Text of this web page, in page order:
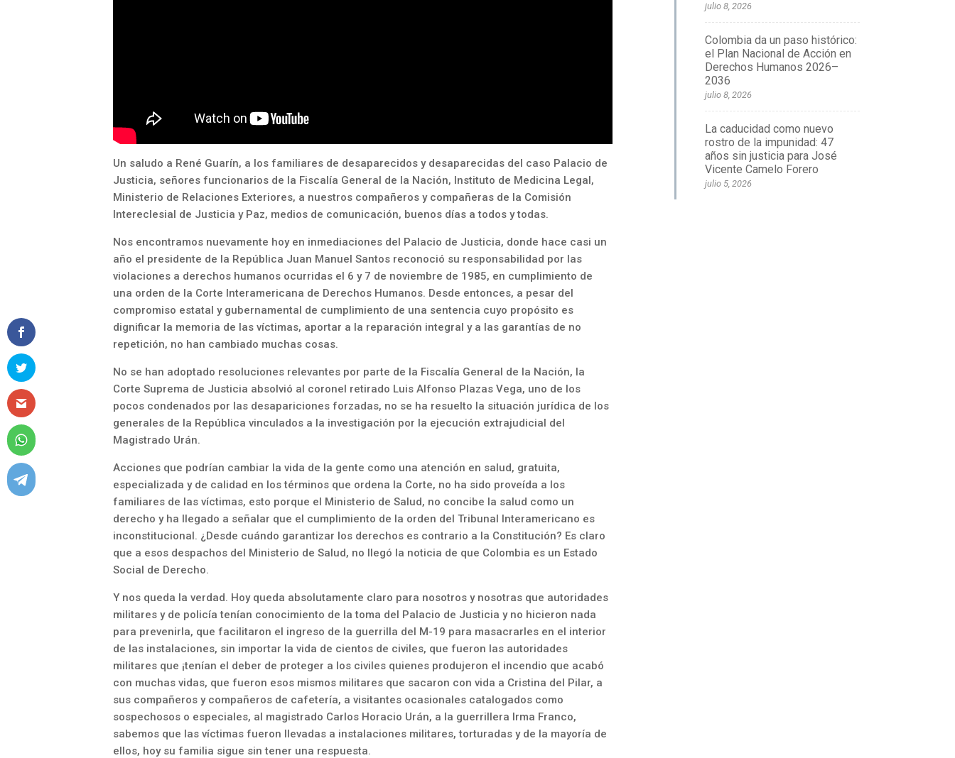
Un saludo a René Guarín, a los familiares de desaparecidos y desaparecidas del caso Palacio de
Justicia, señores funcionarios de la Fiscalía General de la Nación, Instituto de Medicina Legal,
Ministerio de Relaciones Exteriores, a nuestros compañeros y compañeras de la Comisión
Intereclesial de Justicia y Paz, medios de comunicación, buenos días a todos y todas.
Nos encontramos nuevamente hoy en inmediaciones del Palacio de Justicia, donde hace casi un
año el presidente de la República Juan Manuel Santos reconoció su responsabilidad por las
violaciones a derechos humanos ocurridas el 6 y 7 de noviembre de 1985, en cumplimiento de
una orden de la Corte Interamericana de Derechos Humanos. Desde entonces, a pesar del
compromiso estatal y gubernamental de cumplimiento de una sentencia cuyo propósito es
dignificar la memoria de las víctimas, aportar a la reparación integral y a las garantías de no
repetición, no han cambiado muchas cosas.
No se han adoptado resoluciones relevantes por parte de la Fiscalía General de la Nación, la
Corte Suprema de Justicia absolvió al coronel retirado Luis Alfonso Plazas Vega, uno de los
pocos condenados por las desapariciones forzadas, no se ha resuelto la situación jurídica de los
generales de la República vinculados a la investigación por la ejecución extrajudicial del
Magistrado Urán.
Acciones que podrían cambiar la vida de la gente como una atención en salud, gratuita,
especializada y de calidad en los términos que ordena la Corte, no ha sido proveída a los
familiares de las víctimas, esto porque el Ministerio de Salud, no concibe la salud como un
derecho y ha llegado a señalar que el cumplimiento de la orden del Tribunal Interamericano es
inconstitucional. ¿Desde cuándo garantizar los derechos es contrario a la Constitución? Es claro
que a esos despachos del Ministerio de Salud, no llegó la noticia de que Colombia es un Estado
Social de Derecho.
Y nos queda la verdad. Hoy queda absolutamente claro para nosotros y nosotras que autoridades
militares y de policía tenían conocimiento de la toma del Palacio de Justicia y no hicieron nada
para prevenirla, que facilitaron el ingreso de la guerrilla del M-19 para masacrarles en el interior
de las instalaciones, sin importar la vida de cientos de civiles, que fueron las autoridades
militares que ¡tenían el deber de proteger a los civiles quienes produjeron el incendio que acabó
con muchas vidas, que fueron esos mismos militares que sacaron con vida a Cristina del Pilar, a
sus compañeros y compañeros de cafetería, a visitantes ocasionales catalogados como
sospechosos o especiales, al magistrado Carlos Horacio Urán, a la guerrillera Irma Franco,
sabemos que las víctimas fueron llevadas a instalaciones militares, torturadas y de la mayoría de
ellos, hoy su familia sigue sin tener una respuesta.
julio 8, 2026
Colombia da un paso histórico:
el Plan Nacional de Acción en
Derechos Humanos 2026–
2036
julio 8, 2026
La caducidad como nuevo
rostro de la impunidad: 47
años sin justicia para José
Vicente Camelo Forero
julio 5, 2026